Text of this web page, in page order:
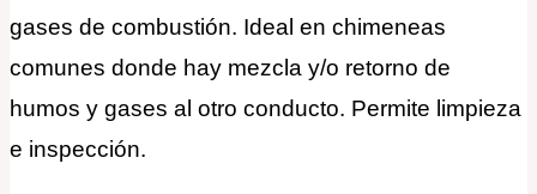
gases de combustión. Ideal en chimeneas
comunes donde hay mezcla y/o retorno de
humos y gases al otro conducto. Permite limpieza
e inspección.